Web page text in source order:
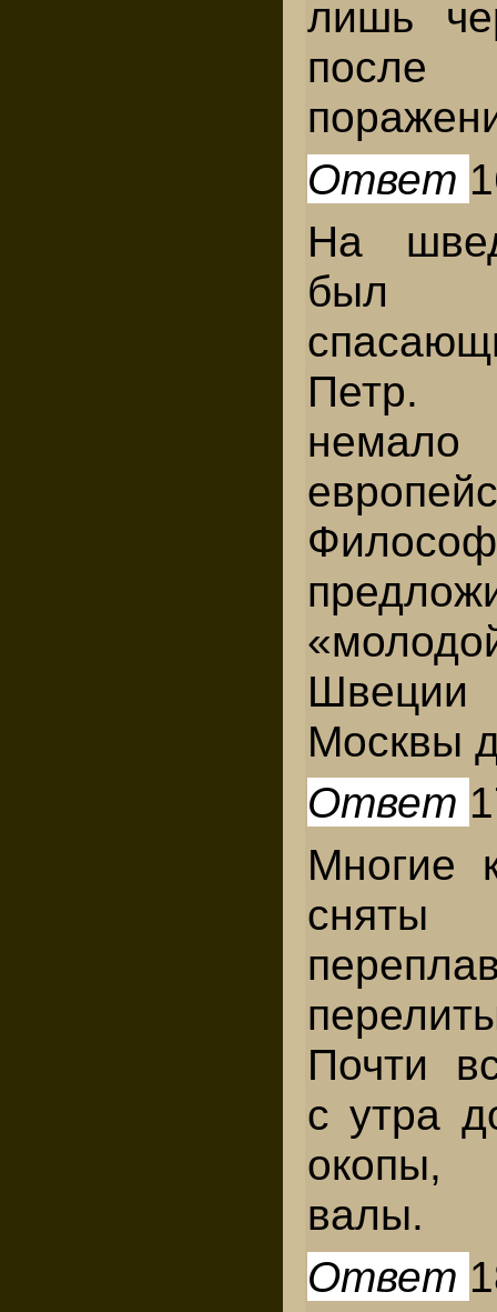
лишь
после
Ответ
На
был
Петр.
Швеции
Москвы
Ответ
Многие
сняты
Почти
с утра
валы.
Ответ